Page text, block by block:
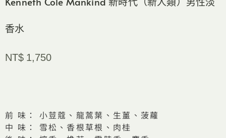
香水
NT$ 1,750
前 味： 小荳蔻、龍蒿葉、生薑、菠蘿
中 味： 雪松、香根草根、肉桂